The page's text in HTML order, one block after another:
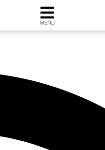
MENU